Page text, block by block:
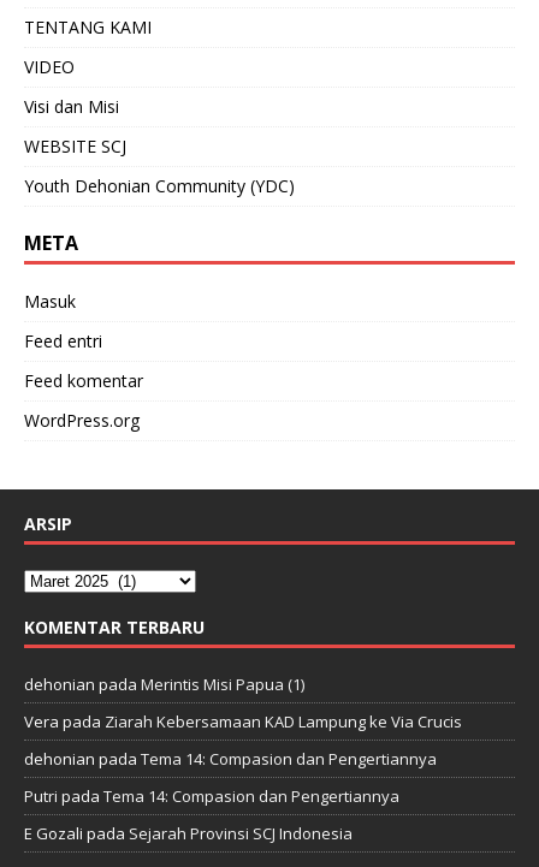
TENTANG KAMI
VIDEO
Visi dan Misi
WEBSITE SCJ
Youth Dehonian Community (YDC)
META
Masuk
Feed entri
Feed komentar
WordPress.org
ARSIP
KOMENTAR TERBARU
dehonian pada Merintis Misi Papua (1)
Vera pada Ziarah Kebersamaan KAD Lampung ke Via Crucis
dehonian pada Tema 14: Compasion dan Pengertiannya
Putri pada Tema 14: Compasion dan Pengertiannya
E Gozali pada Sejarah Provinsi SCJ Indonesia